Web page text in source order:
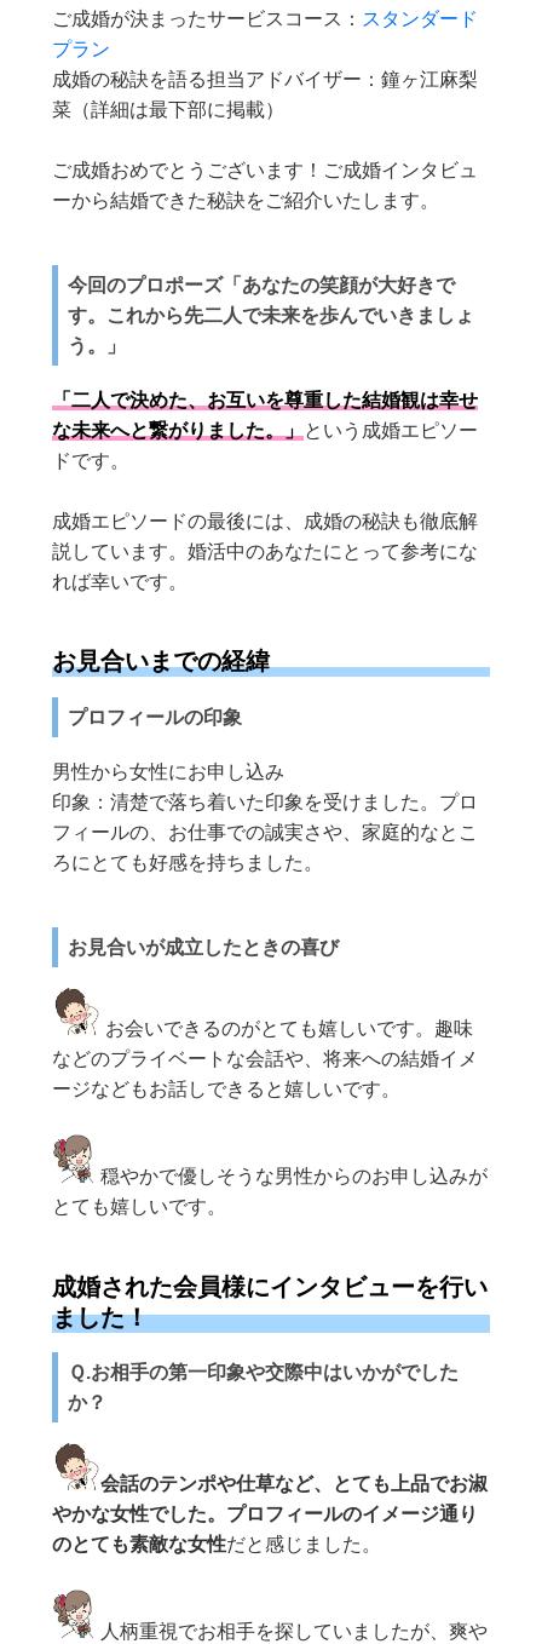
ご成婚が決まったサービスコース： スタンダード
プラン
成婚の秘訣を語る担当アドバイザー：鐘ヶ江麻梨
菜（詳細は最下部に掲載）
ご成婚おめでとうございます！ご成婚インタビュ
ーから結婚できた秘訣をご紹介いたします。
今回のプロポーズ「あなたの笑顔が大好きで
す。これから先二人で未来を歩んでいきましょ
う。」
「二人で決めた、お互いを尊重した結婚観は幸せ
な未来へと繋がりました。」 という成婚エピソー
ドです。
成婚エピソードの最後には、成婚の秘訣も徹底解
説しています。婚活中のあなたにとって参考にな
れば幸いです。
お見合いまでの経緯
プロフィールの印象
男性から女性にお申し込み
印象：清楚で落ち着いた印象を受けました。プロ
フィールの、お仕事での誠実さや、家庭的なとこ
ろにとても好感を持ちました。
お見合いが成立したときの喜び
お会いできるのがとても嬉しいです。趣味
などのプライベートな会話や、将来への結婚イメ
ージなどもお話しできると嬉しいです。
穏やかで優しそうな男性からのお申し込みが
とても嬉しいです。
成婚された会員様にインタビューを行い
ました！
Ｑ.お相手の第一印象や交際中はいかがでした
か？
会話のテンポや仕草など、とても上品でお淑
やかな女性でした。プロフィールのイメージ通り
のとても素敵な女性だと感じました。
人柄重視でお相手を探していましたが、爽や